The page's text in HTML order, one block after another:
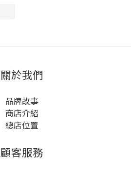
關於我們
品牌故事
商店介紹
總店位置
顧客服務